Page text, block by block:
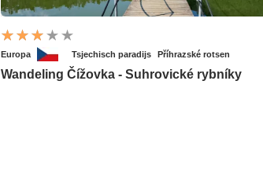
Europa Tsjechisch paradijs Příhrazské rotsen
Wandeling Čížovka - Suhrovické rybníky